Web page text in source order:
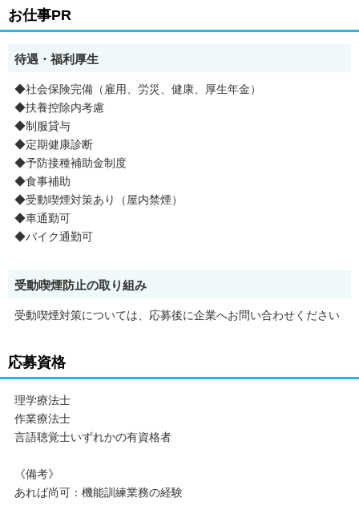
お仕事PR
待遇・福利厚生
◆社会保険完備（雇用、労災、健康、厚生年金）
◆扶養控除内考慮
◆制服貸与
◆定期健康診断
◆予防接種補助金制度
◆食事補助
◆受動喫煙対策あり（屋内禁煙）
◆車通勤可
◆バイク通勤可
受動喫煙防止の取り組み
受動喫煙対策については、応募後に企業へお問い合わせください
応募資格
理学療法士
作業療法士
言語聴覚士いずれかの有資格者
《備考》
あれば尚可：機能訓練業務の経験